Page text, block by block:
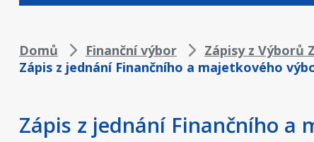
Drobečková
navigace
Domů Finanční výbor Zápisy z Výborů
Zápis z jednání Finančního a majetkového
Zápis z jednání Finančního a